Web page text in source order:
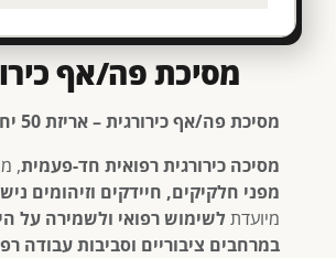
מסיכת פה/אף
מסיכת פה/אף כירורגית – אריזת 50 יחידות
מסיכה כירורגית רפואית חד-פעמית,
מפני חלקיקים, חיידקים וזיהומים
מיועדת לשימוש רפואי ולשמירה על
במרחבים ציבוריים וסביבות עבודה